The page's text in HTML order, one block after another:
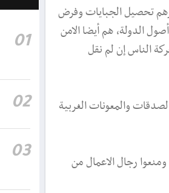
تحصيل الجبايات وفرض
الدولة، هم أيضا الامن
الناس إن لم نقل
والمعونات الغربية
رجال الاعمال من
06:00
01
02
03